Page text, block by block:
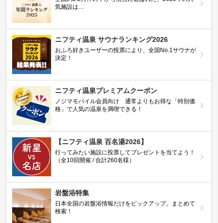
気施設は…
ニフティ温泉 サウナランキング2026
おふろ好きユーザーの投票により、全国No.1サウナが
決定！
ニフティ温泉プレミアムクーポン
ノジマモバイル会員向け 通常よりもお得な「特別価
格」で人気の温泉を満喫できる！
【ニフティ温泉 百名湯2026】
行ってみたい施設に投票してプレゼントを当てよう！
（全10回開催 / 合計260名様）
岩盤浴特集
日本全国の岩盤浴情報だけをピックアップ。まとめて
検索！